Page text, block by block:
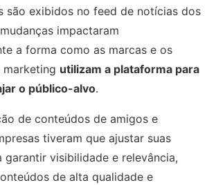
são exibidos no feed de notícias dos
impactaram
a forma como as marcas e os
utilizam a plataforma para
o público-alvo.
de conteúdos de amigos e
tiveram que ajustar suas
garantir visibilidade e relevância,
de alta qualidade e